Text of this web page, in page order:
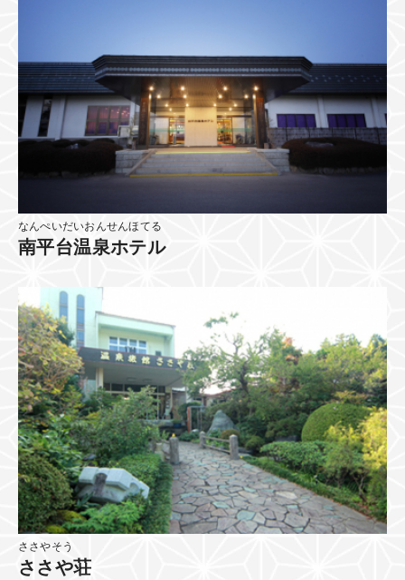
なんぺいだいおんせんほてる
南平台温泉ホテル
ささやそう
ささや荘